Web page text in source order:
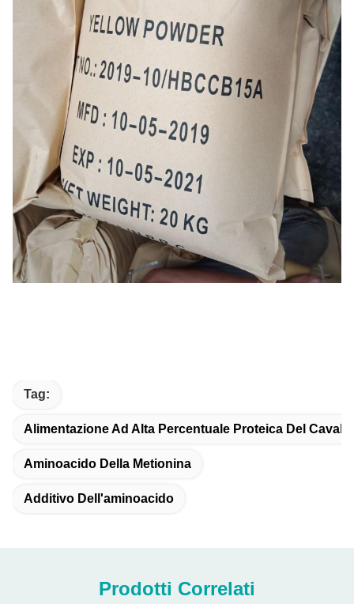
Tag:
Alimentazione Ad Alta Percentuale Proteica Del Cavallo
Aminoacido Della Metionina
Additivo Dell'aminoacido
Prodotti Correlati